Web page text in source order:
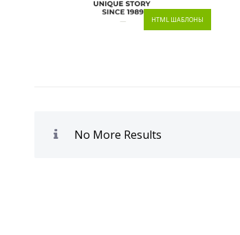
HTML ШАБЛОНЫ
No More Results